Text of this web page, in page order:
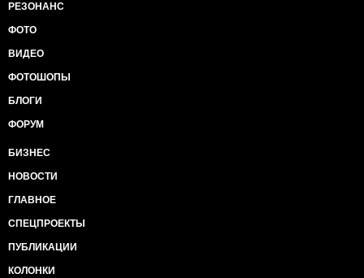
РЕЗОНАНС
ФОТО
ВИДЕО
ФОТОШОПЫ
БЛОГИ
ФОРУМ
БИЗНЕС
НОВОСТИ
ГЛАВНОЕ
СПЕЦПРОЕКТЫ
ПУБЛИКАЦИИ
КОЛОНКИ